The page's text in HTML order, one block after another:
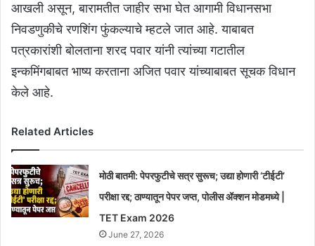
आखली असून, बारामतीत जाहीर सभा घेत आगामी विधानसभा
निवडणुकीचे रणशिंग फुंकल्याचे म्हटले जात आहे. याबाबत
पत्रकारांशी बोलताना शरद पवार यांनी त्यांच्या गटातील
इन्कमिंगबाबत भाष्य करताना अजित पवार यांच्याबाबत सूचक विधान
केले आहे.
Related Articles
मोठी बातमी: पेपरफुटीचे सत्र सुरूच; उद्या होणारी ‘टीईटी’
परीक्षा रद्द; ठाण्यातून पेपर जप्त, पोलीस ॲक्शन मोडमध्ये |
TET Exam 2026
June 27, 2026